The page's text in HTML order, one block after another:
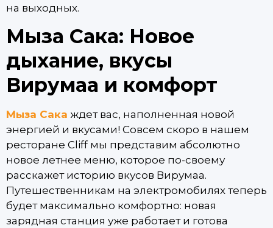
на выходных.
Мыза Сака: Новое
дыхание, вкусы
Вирумаа и комфорт
Мыза Сака ждет вас, наполненная новой
энергией и вкусами! Совсем скоро в нашем
ресторане Cliff мы представим абсолютно
новое летнее меню, которое по-своему
расскажет историю вкусов Вирумаа.
Путешественникам на электромобилях теперь
будет максимально комфортно: новая
зарядная станция уже работает и готова